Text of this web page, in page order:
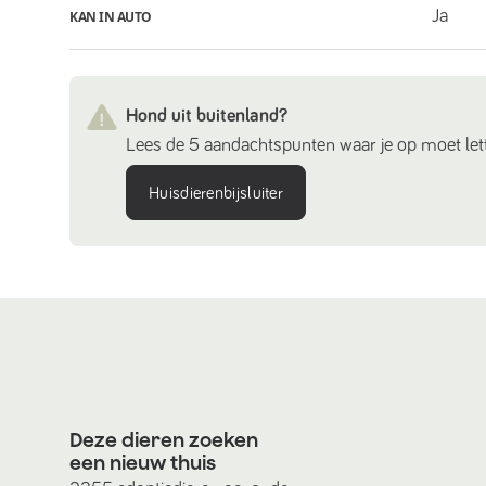
KAN IN AUTO Ja
Hond uit buitenland?
Lees de 5 aandachtspunten waar je op moet
Huisdierenbijsluiter
Deze dieren zoeken
een nieuw thuis